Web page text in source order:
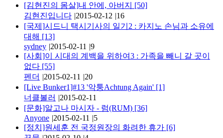
[김현진의 몸살]내 안에, 아버지 [50]
김현진입니다 |2015-02-12 |16
[국제]시드니 택시기사의 일기2 : 카지노 손님과 소유에
대해 [13]
sydney |2015-02-11 |9
[사회]이 시대의 계백을 위하여3 : 가족을 빼니 갈 곳이
없다 [55]
펜더 |2015-02-11 |20
[Live Bunker1]#13 '악퉁Achtung Again' [1]
너클볼러 |2015-02-11
[문화]알고나 마시자 - 럼(RUM) [36]
Anyone |2015-02-11 |5
[정치]원세훈 전 국정원장의 화려한 휴가 [6]